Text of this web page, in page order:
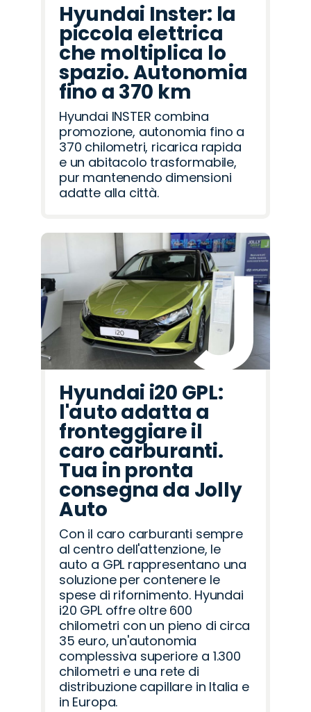
Hyundai Inster: la
piccola elettrica
che moltiplica lo
spazio. Autonomia
fino a 370 km
Hyundai INSTER combina
promozione, autonomia fino a
370 chilometri, ricarica rapida
e un abitacolo trasformabile,
pur mantenendo dimensioni
adatte alla città.
Hyundai i20 GPL:
l'auto adatta a
fronteggiare il
caro carburanti.
Tua in pronta
consegna da Jolly
Auto
Con il caro carburanti sempre
al centro dell'attenzione, le
auto a GPL rappresentano una
soluzione per contenere le
spese di rifornimento. Hyundai
i20 GPL offre oltre 600
chilometri con un pieno di circa
35 euro, un'autonomia
complessiva superiore a 1.300
chilometri e una rete di
distribuzione capillare in Italia e
in Europa.